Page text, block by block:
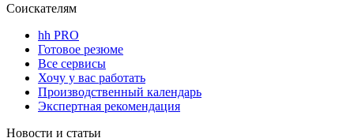
Соискателям
hh PRO
Готовое резюме
Все сервисы
Хочу у вас работать
Производственный календарь
Экспертная рекомендация
Новости и статьи